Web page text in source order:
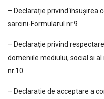
– Declarație privind însușirea
sarcini-Formularul nr.9
– Declaraţie privind
domeniile mediului, social si
nr.10
– Declaratie de acceptare a